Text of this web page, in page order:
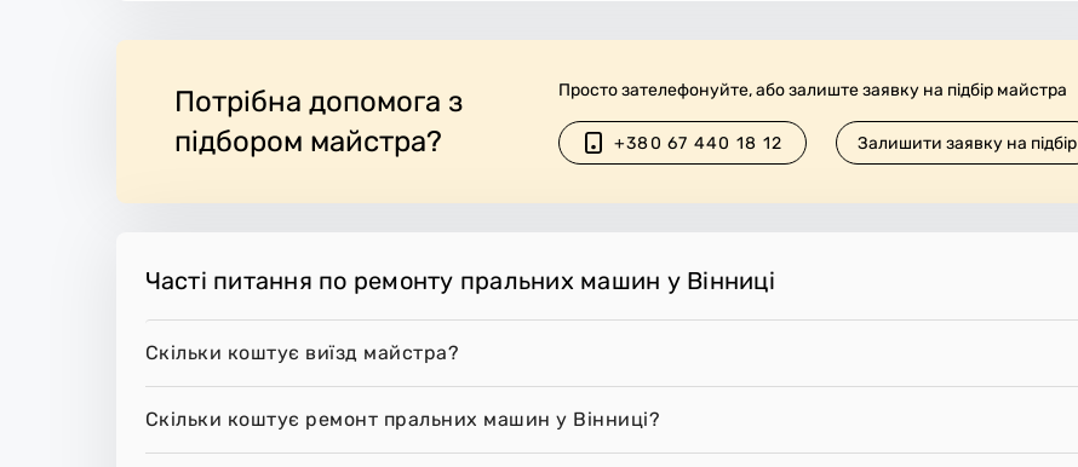
Потрібна допомога з
підбором майстра?
Просто зателефонуйте, або залиште заявку на підбір майстра
+380 67 440 18 12 Залишити заявку на підбір
Часті питання по ремонту пральних машин у Вінниці
Скільки коштує виїзд майстра?
Скільки коштує ремонт пральних машин у Вінниці?